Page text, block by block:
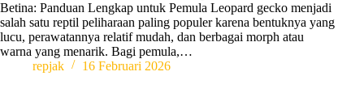
Betina: Panduan Lengkap untuk Pemula Leopard gecko menjadi
salah satu reptil peliharaan paling populer karena bentuknya yang
lucu, perawatannya relatif mudah, dan berbagai morph atau
warna yang menarik. Bagi pemula,…
repjak
16 Februari 2026